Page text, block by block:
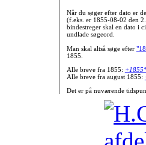
Når du søger efter dato er
(f.eks. er 1855-08-02 den
bindestreger skal en dato i
undlade søgeord.
Man skal altså søge efter
1855.
Alle breve fra 1855:
Alle breve fra august 1855:
Det er på nuværende